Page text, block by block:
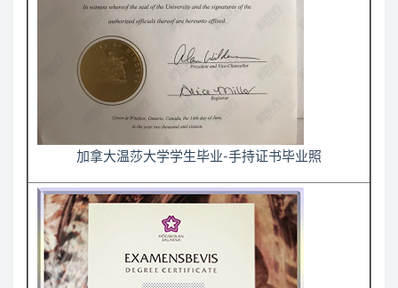
加拿大温莎大学学生毕业-手持证书毕业照